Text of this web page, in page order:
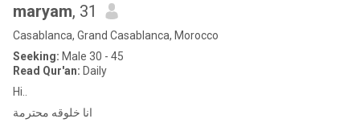
maryam, 31
Casablanca, Grand Casablanca, Morocco
Seeking: Male 30 - 45
Read Qur'an: Daily
Hi..
انا خلوقه محترمة